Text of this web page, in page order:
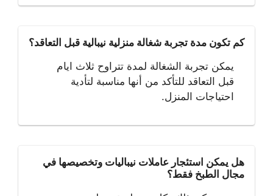
كم تكون مدة تجربة شغالة منزلية نيبالية قبل التعاقد؟
يمكن تجربة الشغالة لمدة تتراوح ثلاث ايام
قبل التعاقد للتأكد من أنها مناسبة لتأدية
احتياجات المنزل.
هل يمكن استئجار عاملات نيباليات وتخصيصها في
مجال الطبخ فقط؟